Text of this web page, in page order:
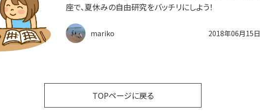
座で、夏休みの自由研究をバッチリにしよう！
mariko 2018年06月15日
TOPページに戻る